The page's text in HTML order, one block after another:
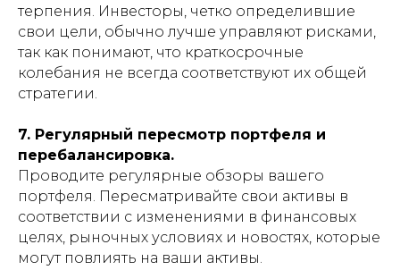
терпения. Инвесторы, четко определившие
свои цели, обычно лучше управляют рисками,
так как понимают, что краткосрочные
колебания не всегда соответствуют их общей
стратегии.
7. Регулярный пересмотр портфеля и
перебалансировка.
Проводите регулярные обзоры вашего
портфеля. Пересматривайте свои активы в
соответствии с изменениями в финансовых
целях, рыночных условиях и новостях, которые
могут повлиять на ваши активы.